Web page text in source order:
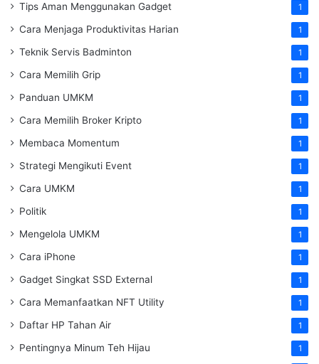
Tips Aman Menggunakan Gadget 1
Cara Menjaga Produktivitas Harian 1
Teknik Servis Badminton 1
Cara Memilih Grip 1
Panduan UMKM 1
Cara Memilih Broker Kripto 1
Membaca Momentum 1
Strategi Mengikuti Event 1
Cara UMKM 1
Politik 1
Mengelola UMKM 1
Cara iPhone 1
Gadget Singkat SSD External 1
Cara Memanfaatkan NFT Utility 1
Daftar HP Tahan Air 1
Pentingnya Minum Teh Hijau 1